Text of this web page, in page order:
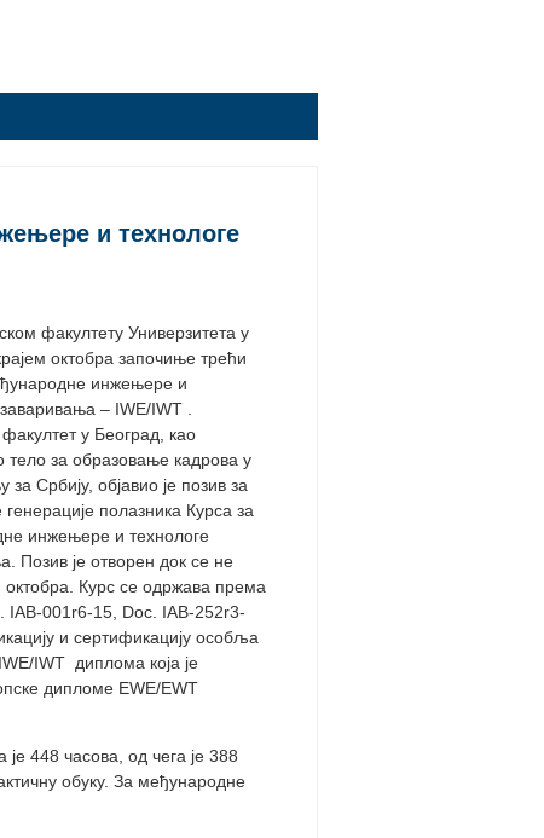
и технологе
факултету Универзитета у
октобра започиње трећи
инжењере и
– IWE/IWT .
у Београд, као
тело за образовање кадрова у
за Србију, објавио је позив за
генерације полазника Курса за
инжењере и технологе
Позив је отворен док се не
Курс се одржава према
IAB-001r6-15, Doc. IAB-252r3-
и сертификацију особља
IWT диплома која је
дипломе EWE/EWT
448 часова, од чега је 388
обуку. За међународне